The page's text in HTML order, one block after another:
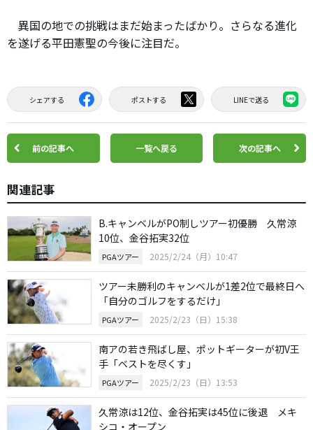
異国の地での挑戦はまだ始まったばかり。さらなる進化
を遂げる平田憲聖の今後に注目だ。
シェアする ポストする LINEで送る
前の記事へ 一覧へ戻る 次の記事へ
関連記事
B.キャンベルがPO制しツアー初優勝 久常涼
10位、金谷拓実32位
PGAツアー 2025/2/24（月）10:47
ツアー未勝利のキャンベルが1差2位で最終日へ
「自分のゴルフをするだけ」
PGAツアー 2025/2/23（日）15:38
南アの若き飛ばし屋、ポットギーターが初V王
手「ベストを尽くす」
PGAツアー 2025/2/23（日）13:53
久常涼は12位、金谷拓実は45位に後退 メキ
シコ・オープン